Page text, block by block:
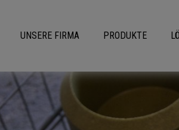
UNSERE FIRMA PRODUKTE